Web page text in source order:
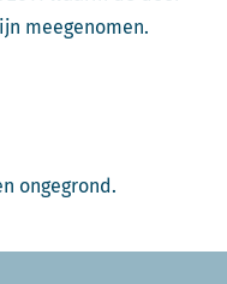
meegenomen.
ongegrond.